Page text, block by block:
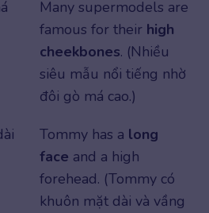
Many supermodels are
famous for their high
cheekbones. (Nhiều
siêu mẫu nổi tiếng nhờ
đôi gò má cao.)
Tommy has a long
face and a high
forehead. (Tommy có
khuôn mặt dài và vầng